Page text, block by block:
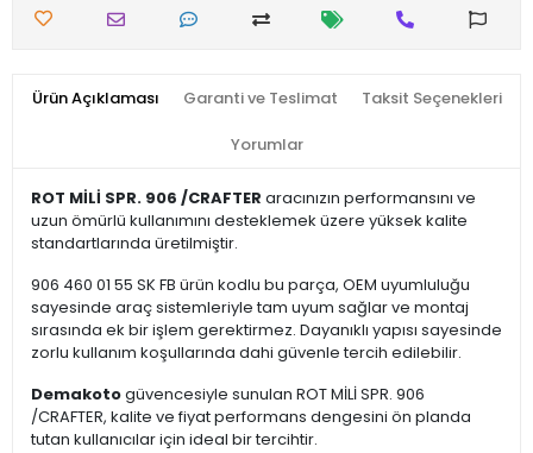
Ürün Açıklaması Garanti ve Teslimat Taksit Seçenekleri
Yorumlar
ROT MİLİ SPR. 906 /CRAFTER aracınızın performansını ve
uzun ömürlü kullanımını desteklemek üzere yüksek kalite
standartlarında üretilmiştir.
906 460 01 55 SK FB ürün kodlu bu parça, OEM uyumluluğu
sayesinde araç sistemleriyle tam uyum sağlar ve montaj
sırasında ek bir işlem gerektirmez. Dayanıklı yapısı sayesinde
zorlu kullanım koşullarında dahi güvenle tercih edilebilir.
Demakotogüvencesiyle sunulan ROT MİLİ SPR. 906
/CRAFTER, kalite ve fiyat performans dengesini ön planda
tutan kullanıcılar için ideal bir tercihtir.